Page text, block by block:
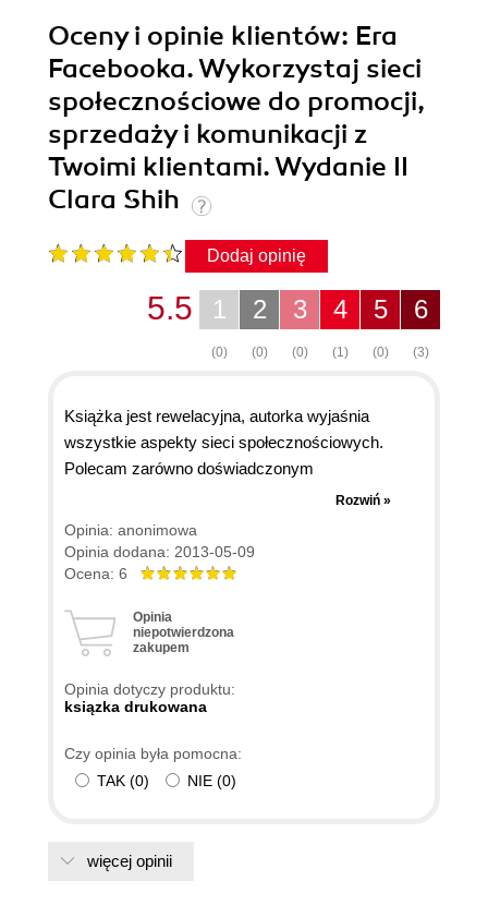
Oceny i opinie klientów: Era
Facebooka. Wykorzystaj sieci
społecznościowe do promocji,
sprzedaży i komunikacji z
Twoimi klientami. Wydanie II
Clara Shih
Dodaj opinię
6
(3)
5
(0)
4
(1)
3
(0)
2
(0)
1
(0)
5.5
Książka jest rewelacyjna, autorka wyjaśnia
wszystkie aspekty sieci społecznościowych.
Polecam zarówno doświadczonym
użytkownikom, jak i nowicjuszom ( także osoby
które nie miały styczności z marketingiem
internetowym odnajdą się bez problemu ,
większość fachowych terminów jest bardzo
Rozwiń »
Opinia: anonimowa
Opinia dodana: 2013-05-09
Ocena: 6
Opinia
niepotwierdzona
zakupem
Opinia dotyczy produktu:
ksiązka drukowana
Czy opinia była pomocna:
TAK (0) NIE (0)
więcej opinii